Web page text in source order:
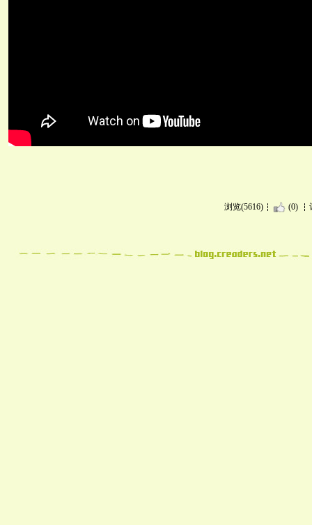
浏览(5616) (0)